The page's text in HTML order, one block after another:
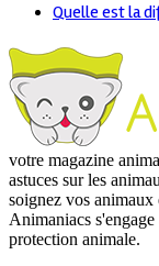
Quelle est la
votre magazine
astuces sur les
soignez vos
Animaniacs
protection animale.